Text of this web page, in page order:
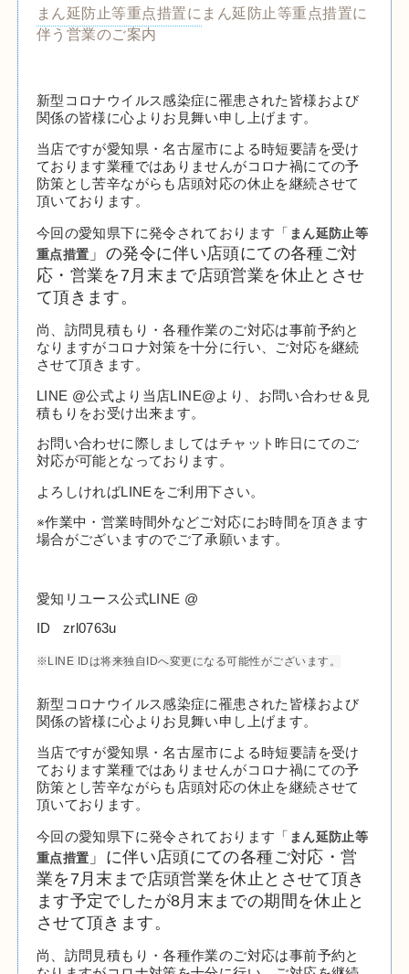
まん延防止等重点措置に まん延防止等重点措置に
伴う営業のご案内
新型コロナウイルス感染症に罹患された皆様および
関係の皆様に心よりお見舞い申し上げます。
当店ですが愛知県・名古屋市による時短要請を受け
ております業種ではありませんがコロナ禍にての予
防策とし苦辛ながらも店頭対応の休止を継続させて
頂いております。
今回の愛知県下に発令されております「 まん延防止等
重点措置 」の発令に伴い店頭にての各種ご対
応・営業を7月末まで店頭営業を休止とさせ
て頂きます。
尚、訪問見積もり・各種作業のご対応は事前予約と
なりますがコロナ対策を十分に行い、ご対応を継続
させて頂きます。
LINE @公式より当店LINE@より、お問い合わせ＆見
積もりをお受け出来ます。
お問い合わせに際しましてはチャット昨日にてのご
対応が可能となっております。
よろしければLINEをご利用下さい。
※作業中・営業時間外などご対応にお時間を頂きます
場合がございますのでご了承願います。
愛知リユース公式LINE @
ID zrl0763u
※LINE IDは将来独自IDへ変更になる可能性がございます。
新型コロナウイルス感染症に罹患された皆様および
関係の皆様に心よりお見舞い申し上げます。
当店ですが愛知県・名古屋市による時短要請を受け
ております業種ではありませんがコロナ禍にての予
防策とし苦辛ながらも店頭対応の休止を継続させて
頂いております。
今回の愛知県下に発令されております「 まん延防止等
重点措置 」に伴い店頭にての各種ご対応・営
業を7月末まで店頭営業を休止とさせて頂き
ます予定でしたが8月末までの期間を休止と
させて頂きます。
尚、訪問見積もり・各種作業のご対応は事前予約と